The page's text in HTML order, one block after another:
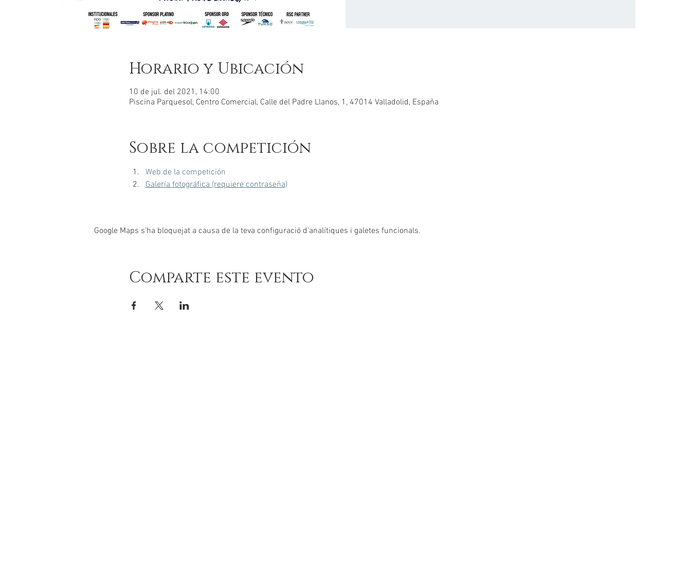
Horario y Ubicación
10 de jul. del 2021, 14:00
Piscina Parquesol, Centro Comercial, Calle del Padre Llanos, 1, 47014 Valladolid, España
Sobre la competición
Web de la competición
Galería fotográfica (requiere contraseña)
Google Maps s'ha bloquejat a causa de la teva configuració d'analítiques i galetes funcionals.
Comparte este evento